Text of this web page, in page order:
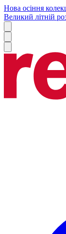
Нова осіння
Великий літній